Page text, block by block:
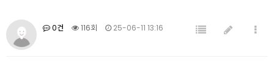
0건 116회 25-06-11 13:16